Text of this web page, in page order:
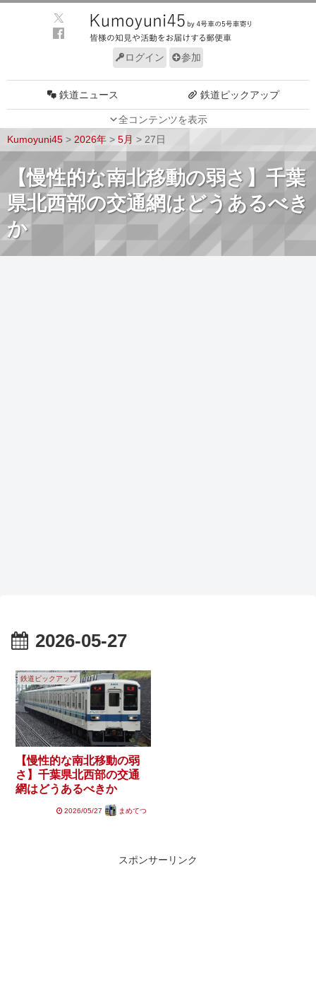
ログイン 参加
全コンテンツを表示
鉄道ニュース 鉄道ピックアップ
車両技術 路線探訪
ルール サイトについて
Kumoyuni45 > 2026年 > 5月 > 27日
【慢性的な南北移動の弱さ】千葉
県北西部の交通網はどうあるべき
か
2026-05-27
鉄道ピックアップ
【慢性的な南北移動の弱
さ】千葉県北西部の交通
網はどうあるべきか
2026/05/27 まめてつ
スポンサーリンク